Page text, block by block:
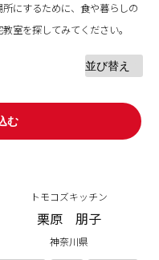
にするために、食や暮らしの
室を探してみてください。
む
トモコズキッチン
栗原 朋子
神奈川県